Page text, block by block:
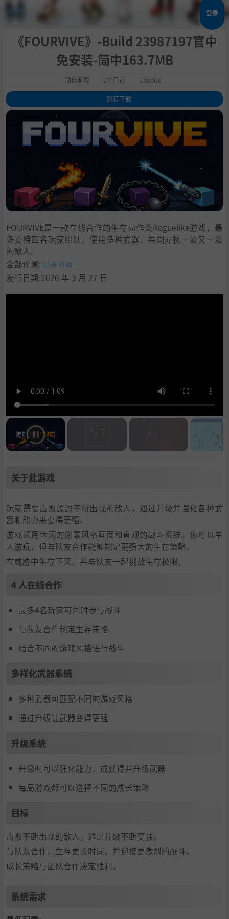
登录
《FOURVIVE》-Build 23987197官中
免安装-简中163.7MB
动作游戏 1个月前 Chobits
跳转下载
1.关于此游戏
4 人在线合作
多样化武器系统
系统需求
7.支持作者
8.学习
FOURVIVE是一款在线合作的生存动作类Roguelike游戏，最
多支持四名玩家组队，使用多种武器，共同对抗一波又一波
的敌人。
全部评测: 好评 (18)
发行日期:2026 年 3 月 27 日
关于此游戏
玩家需要击败源源不断出现的敌人，通过升级并强化各种武
器和能力来变得更强。
游戏采用休闲的像素风格画面和直观的战斗系统。你可以单
人游玩，但与队友合作能够制定更强大的生存策略。
在威胁中生存下来，并与队友一起挑战生存极限。
4 人在线合作
最多4名玩家可同时参与战斗
与队友合作制定生存策略
结合不同的游戏风格进行战斗
多样化武器系统
多种武器可匹配不同的游戏风格
通过升级让武器变得更强
升级系统
升级时可以强化能力，或获得并升级武器
每局游戏都可以选择不同的成长策略
目标
击败不断出现的敌人，通过升级不断变强。
与队友合作，生存更长时间，并迎接更激烈的战斗。
成长策略与团队合作决定胜利。
系统需求